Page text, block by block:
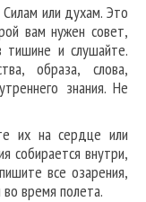
или духам. Это
вам нужен совет,
тишине и слушайте.
образа, слова,
знания. Не
их на сердце или
собирается внутри,
все озарения,
время полета.